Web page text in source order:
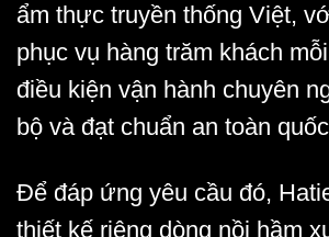
ẩm thực truyền thống Việt,
phục vụ hàng trăm khách
điều kiện vận hành chuyên
bộ và đạt chuẩn an toàn
Để đáp ứng yêu cầu đó,
thiết kế riêng dòng nồi hầm